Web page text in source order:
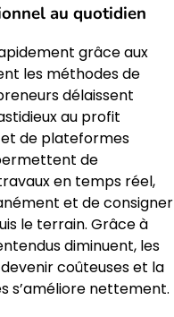
au quotidien
grâce aux
les méthodes de
délaissent
au profit
de plateformes
de
en temps réel,
et de consigner
le terrain. Grâce à
diminuent, les
coûteuses et la
s’améliore nettement.